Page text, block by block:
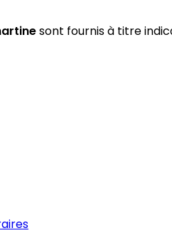
sont fournis à titre